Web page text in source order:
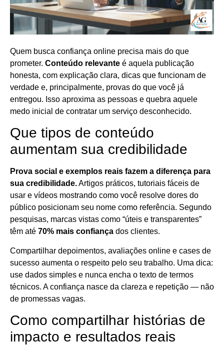
Quem busca confiança online precisa mais do que
prometer. Conteúdo relevante é aquela publicação
honesta, com explicação clara, dicas que funcionam de
verdade e, principalmente, provas do que você já
entregou. Isso aproxima as pessoas e quebra aquele
medo inicial de contratar um serviço desconhecido.
Que tipos de conteúdo
aumentam sua credibilidade
Prova social e exemplos reais fazem a diferença para
sua credibilidade.Artigos práticos, tutoriais fáceis de
usar e vídeos mostrando como você resolve dores do
público posicionam seu nome como referência. Segundo
pesquisas, marcas vistas como “úteis e transparentes”
têm até 70% mais confiança dos clientes.
Compartilhar depoimentos, avaliações online e cases de
sucesso aumenta o respeito pelo seu trabalho. Uma dica:
use dados simples e nunca encha o texto de termos
técnicos. A confiança nasce da clareza e repetição — não
de promessas vagas.
Como compartilhar histórias de
impacto e resultados reais